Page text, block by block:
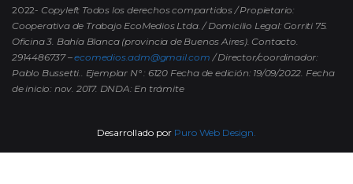
2022- Copyleft Todos los derechos compartidos / Propietario:
Cooperativa de Trabajo EcoMedios Ltda. / Domicilio Legal: Gorriti 75.
Oficina 3. Bahía Blanca (provincia de Buenos Aires). Contacto.
2914486737 –ecomedios.adm@gmail.com / Director/coordinador:
Pablo Bussetti.. Ejemplar N° : 6120 Fecha de edición: 19/09/2022. Fecha
de inicio: nov. 2017. DNDA: En trámite
Desarrollado por Puro Web Design.